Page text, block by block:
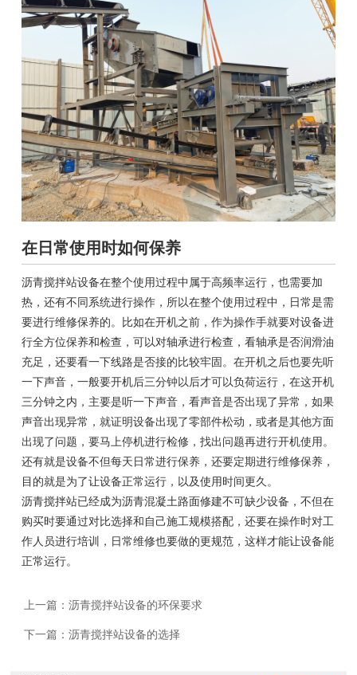
在日常使用时如何保养
沥青搅拌站设备在整个使用过程中属于高频率运行，也需要加
热，还有不同系统进行操作，所以在整个使用过程中，日常是需
要进行维修保养的。比如在开机之前，作为操作手就要对设备进
行全方位保养和检查，可以对轴承进行检查，看轴承是否润滑油
充足，还要看一下线路是否接的比较牢固。在开机之后也要先听
一下声音，一般要开机后三分钟以后才可以负荷运行，在这开机
三分钟之内，主要是听一下声音，看声音是否出现了异常，如果
声音出现异常，就证明设备出现了零部件松动，或者是其他方面
出现了问题，要马上停机进行检修，找出问题再进行开机使用。
还有就是设备不但每天日常进行保养，还要定期进行维修保养，
目的就是为了让设备正常运行，以及使用时间更久。
沥青搅拌站已经成为沥青混凝土路面修建不可缺少设备，不但在
购买时要通过对比选择和自己施工规模搭配，还要在操作时对工
作人员进行培训，日常维修也要做的更规范，这样才能让设备能
正常运行。
上一篇：沥青搅拌站设备的环保要求
下一篇：沥青搅拌站设备的选择